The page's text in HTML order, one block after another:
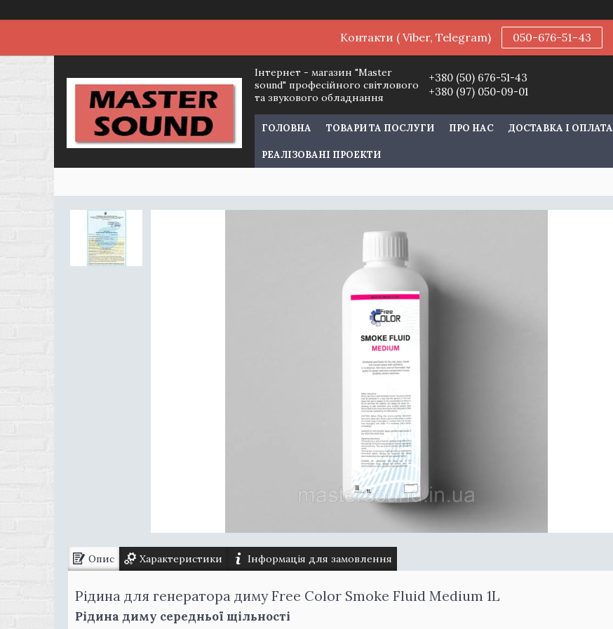
Контакти ( Viber, Telegram) 050-676-51-43
Інтернет - магазин "Master
sound" професійного світлового
та звукового обладнання
+380 (50) 676-51-43
+380 (97) 050-09-01
ГОЛОВНА ТОВАРИ ТА ПОСЛУГИ ПРО НАС ДОСТАВКА І ОПЛАТА
РЕАЛІЗОВАНІ ПРОЕКТИ
Опис Характеристики Інформація для замовлення
Рідина для генератора диму Free Color Smoke Fluid Medium 1L
Рідина диму середньої щільності